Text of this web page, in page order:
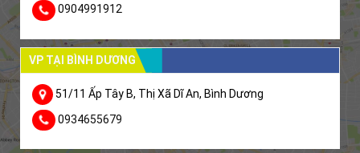
0904991912
VP TẠI BÌNH DƯƠNG
51/11 Ấp Tây B, Thị Xã Dĩ An, Bình Dương
0934655679